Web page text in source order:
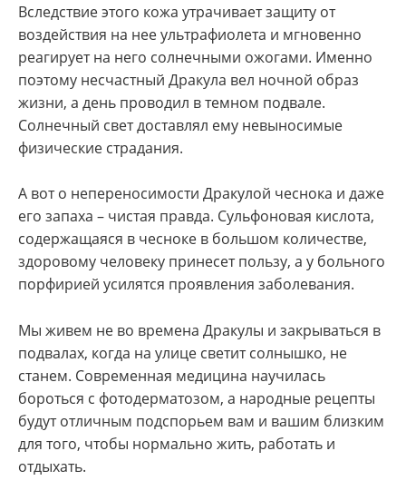
Вследствие этого кожа утрачивает защиту от
воздействия на нее ультрафиолета и мгновенно
реагирует на него солнечными ожогами. Именно
поэтому несчастный Дракула вел ночной образ
жизни, а день проводил в темном подвале.
Солнечный свет доставлял ему невыносимые
физические страдания.
А вот о непереносимости Дракулой чеснока и даже
его запаха – чистая правда. Сульфоновая кислота,
содержащаяся в чесноке в большом количестве,
здоровому человеку принесет пользу, а у больного
порфирией усилятся проявления заболевания.
Мы живем не во времена Дракулы и закрываться в
подвалах, когда на улице светит солнышко, не
станем. Современная медицина научилась
бороться с фотодерматозом, а народные рецепты
будут отличным подспорьем вам и вашим близким
для того, чтобы нормально жить, работать и
отдыхать.